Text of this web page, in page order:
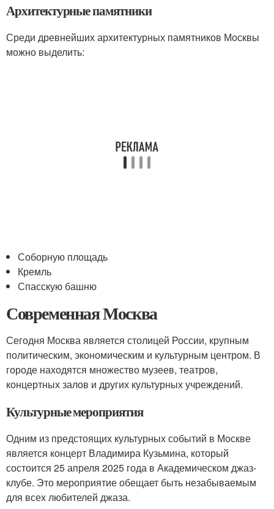
Архитектурные памятники
Среди древнейших архитектурных памятников Москвы
можно выделить:
Соборную площадь
Кремль
Спасскую башню
Современная Москва
Сегодня Москва является столицей России, крупным
политическим, экономическим и культурным центром. В
городе находятся множество музеев, театров,
концертных залов и других культурных учреждений.
Культурные мероприятия
Одним из предстоящих культурных событий в Москве
является концерт Владимира Кузьмина, который
состоится 25 апреля 2025 года в Академическом джаз-
клубе. Это мероприятие обещает быть незабываемым
для всех любителей джаза.